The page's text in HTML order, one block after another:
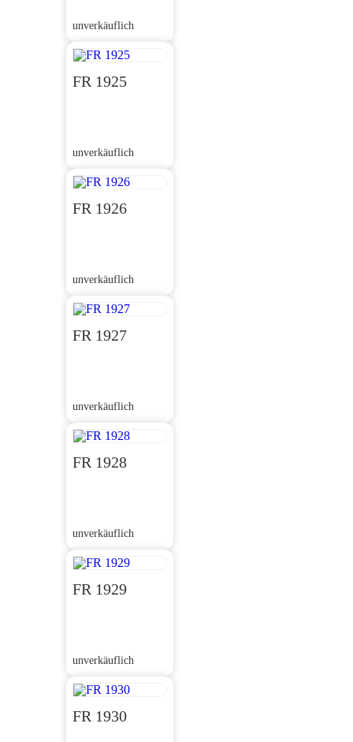
unverkäuflich
FR 1925
unverkäuflich
FR 1926
unverkäuflich
FR 1927
unverkäuflich
FR 1928
unverkäuflich
FR 1929
unverkäuflich
FR 1930